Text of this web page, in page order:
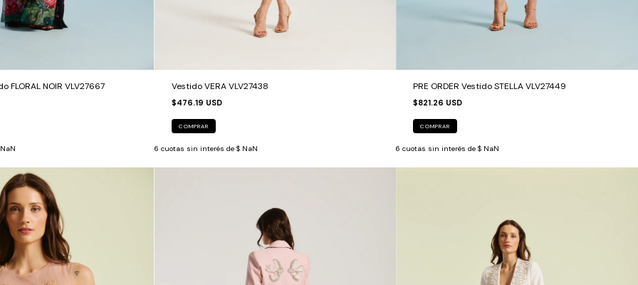
FLORAL NOIR VLV27667 Vestido VERA VLV27438
$476.19 USD
COMPRAR
6 cuotas sin interés de $ NaN
PRE ORDER Vestido STELLA VLV27449
$821.26 USD
COMPRAR
6 cuotas sin interés de$ NaN